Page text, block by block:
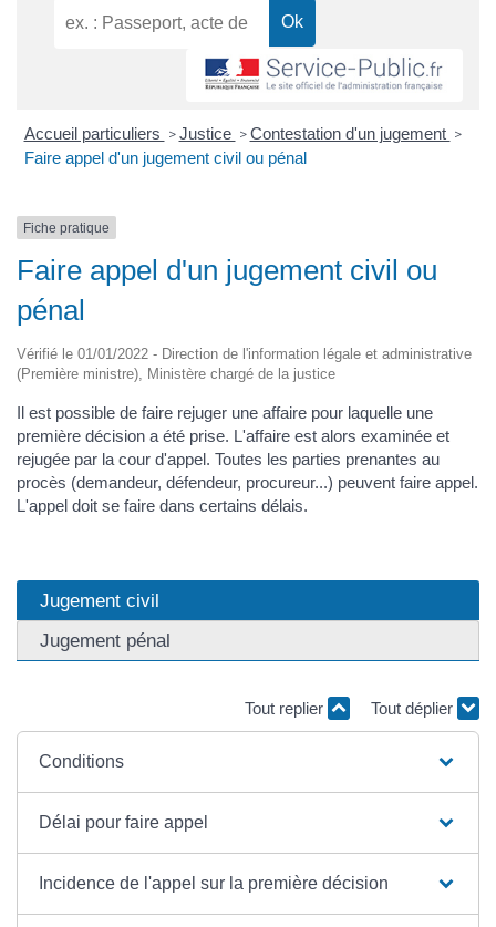
Accueil particuliers > Justice > Contestation d'un jugement >
Faire appel d'un jugement civil ou pénal
Fiche pratique
Faire appel d'un jugement civil ou
pénal
Vérifié le 01/01/2022 - Direction de l'information légale et administrative
(Première ministre), Ministère chargé de la justice
Il est possible de faire rejuger une affaire pour laquelle une
première décision a été prise. L'affaire est alors examinée et
rejugée par la cour d'appel. Toutes les parties prenantes au
procès (demandeur, défendeur, procureur...) peuvent faire appel.
L'appel doit se faire dans certains délais.
Jugement civil
Jugement pénal
Tout replier Tout déplier
Conditions
Délai pour faire appel
Incidence de l'appel sur la première décision